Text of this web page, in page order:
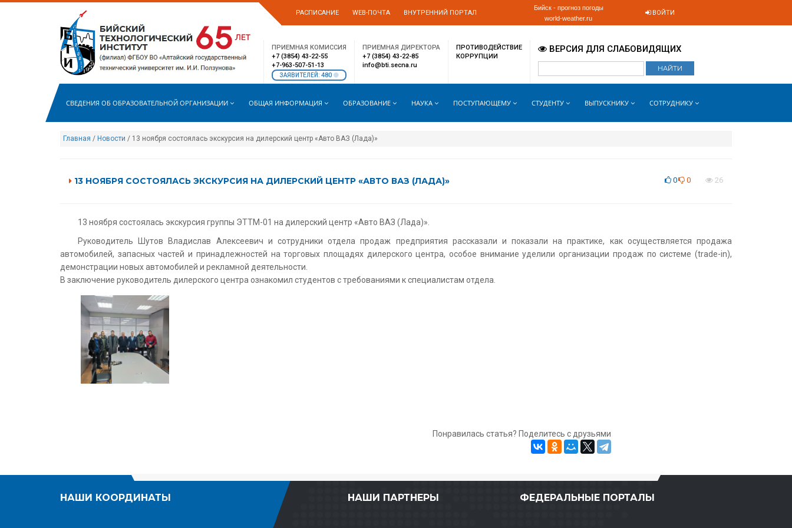
РАСПИСАНИЕ WEB-ПОЧТА ВНУТРЕННИЙ ПОРТАЛ
Бийск - прогноз погоды
world-weather.ru
ВОЙТИ
ПРИЕМНАЯ КОМИССИЯ
+7 (3854) 43-22-55
+7-963-507-51-13
ЗАЯВИТЕЛЕЙ: 480
ПРИЕМНАЯ ДИРЕКТОРА
+7 (3854) 43-22-85
info@bti.secna.ru
ПРОТИВОДЕЙСТВИЕ
КОРРУПЦИИ
ВЕРСИЯ ДЛЯ СЛАБОВИДЯЩИХ
СВЕДЕНИЯ ОБ ОБРАЗОВАТЕЛЬНОЙ ОРГАНИЗАЦИИ ОБЩАЯ ИНФОРМАЦИЯ ОБРАЗОВАНИЕ НАУКА ПОСТУПАЮЩЕМУ СТУДЕНТУ ВЫПУСКНИКУ СОТРУДНИКУ
Главная / Новости / 13 ноября состоялась экскурсия на дилерский центр «Авто ВАЗ (Лада)»
13 НОЯБРЯ СОСТОЯЛАСЬ ЭКСКУРСИЯ НА ДИЛЕРСКИЙ ЦЕНТР «АВТО ВАЗ (ЛАДА)» 0 0 26
13 ноября состоялась экскурсия группы ЭТТМ-01 на дилерский центр «Авто ВАЗ (Лада)».
Руководитель Шутов Владислав Алексеевич и сотрудники отдела продаж предприятия рассказали и показали на практике, как осуществляется продажа
автомобилей, запасных частей и принадлежностей на торговых площадях дилерского центра, особое внимание уделили организации продаж по системе (trade-in),
демонстрации новых автомобилей и рекламной деятельности.
В заключение руководитель дилерского центра ознакомил студентов с требованиями к специалистам отдела.
Понравилась статья? Поделитесь с друзьями
НАШИ КООРДИНАТЫ НАШИ ПАРТНЕРЫ ФЕДЕРАЛЬНЫЕ ПОРТАЛЫ